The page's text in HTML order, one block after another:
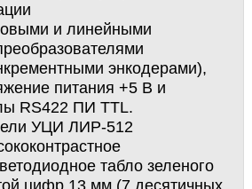
и линейными
энкодерами),
питания +5 В и
RS422 ПИ TTL.
УЦИ ЛИР-512
табло зеленого
цифр 13 мм (7 десятичных